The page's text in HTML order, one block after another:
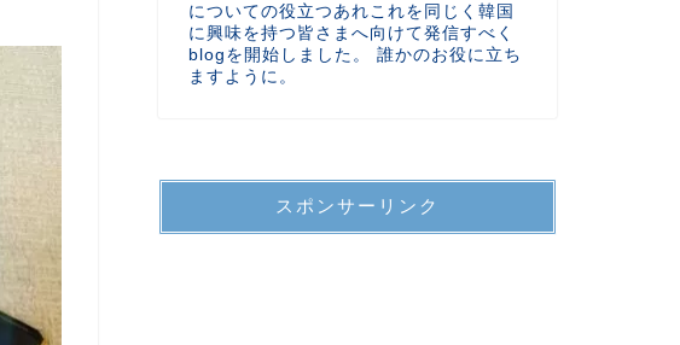
についての役立つあれこれを同じく韓国
に興味を持つ皆さまへ向けて発信すべく
blogを開始しました。 誰かのお役に立ち
ますように。
スポンサーリンク